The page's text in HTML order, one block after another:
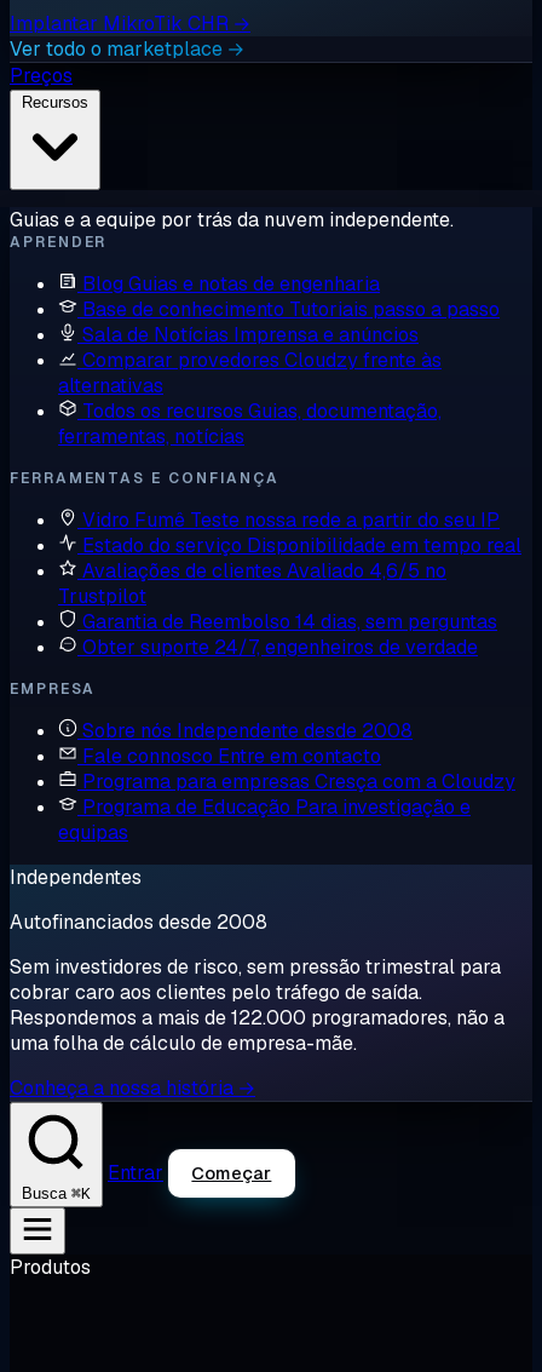
Implantar MikroTik CHR →
Ver todo o marketplace →
Preços
Guias e a equipe por trás da nuvem independente.
APRENDER
Blog Guias e notas de engenharia
Base de conhecimento Tutoriais passo a passo
Sala de Notícias Imprensa e anúncios
Comparar provedores Cloudzy frente às
alternativas
Todos os recursos Guias, documentação,
ferramentas, notícias
FERRAMENTAS E CONFIANÇA
Vidro Fumê Teste nossa rede a partir do seu IP
Estado do serviço Disponibilidade em tempo real
Avaliações de clientes Avaliado 4,6/5 no
Trustpilot
Garantia de Reembolso 14 dias, sem perguntas
Obter suporte 24/7, engenheiros de verdade
EMPRESA
Sobre nós Independente desde 2008
Fale connosco Entre em contacto
Programa para empresas Cresça com a Cloudzy
Programa de Educação Para investigação e
equipas
Independentes
Autofinanciados desde 2008
Sem investidores de risco, sem pressão trimestral para
cobrar caro aos clientes pelo tráfego de saída.
Respondemos a mais de 122.000 programadores, não a
uma folha de cálculo de empresa-mãe.
Conheça a nossa história →
Busca ⌘K
Entrar Começar
Produtos